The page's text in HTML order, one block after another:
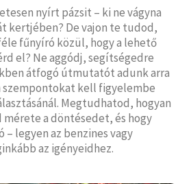
nyírt pázsit – ki ne vágyna
kertjében? De vajon te tudod,
fűnyíró közül, hogy a lehető
el? Ne aggódj, segítségedre
átfogó útmutatót adunk arra
szempontokat kell figyelembe
Megtudhatod, hogyan
a döntésedet, és hogy
legyen az benzines vagy
az igényeidhez.